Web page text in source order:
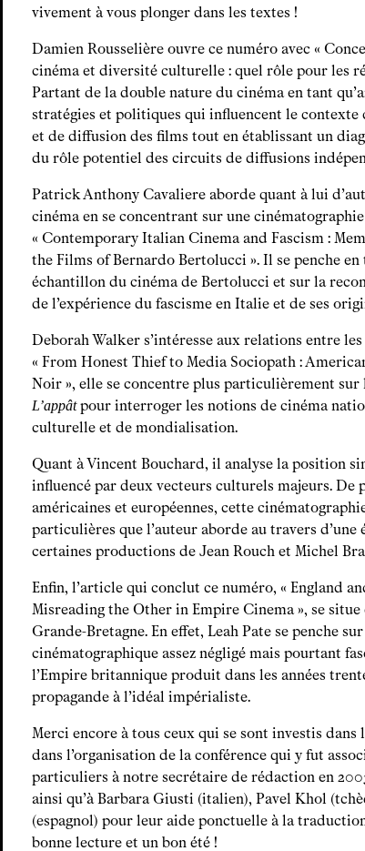
vivement à vous plonger dans les textes !
Damien Rousselière ouvre ce numéro avec «
cinéma et diversité culturelle : quel rôle pour les
Partant de la double nature du cinéma en tant
stratégies et politiques qui influencent le
et de diffusion des films tout en établissant un
du rôle potentiel des circuits de diffusions
Patrick Anthony Cavaliere aborde quant à lui
cinéma en se concentrant sur une
« Contemporary Italian Cinema and Fascism :
the Films of Bernardo Bertolucci ». Il se penche
échantillon du cinéma de Bertolucci et sur la
de l’expérience du fascisme en Italie et de ses
Deborah Walker s’intéresse aux relations entre
« From Honest Thief to Media Sociopath :
Noir », elle se concentre plus particulièrement
L’appâtpour interroger les notions de cinéma
culturelle et de mondialisation.
Quant à Vincent Bouchard, il analyse la position
influencé par deux vecteurs culturels majeurs. De
américaines et européennes, cette
particulières que l’auteur aborde au travers d’une
certaines productions de Jean Rouch et Michel
Enfin, l’article qui conclut ce numéro, « England
Misreading the Other in Empire Cinema », se
Grande-Bretagne. En effet, Leah Pate se penche
cinématographique assez négligé mais pourtant
l’Empire britannique produit dans les années
propagande à l’idéal impérialiste.
Merci encore à tous ceux qui se sont investis
dans l’organisation de la conférence qui y fut
particuliers à notre secrétaire de rédaction en
ainsi qu’à Barbara Giusti (italien), Pavel Khol
(espagnol) pour leur aide ponctuelle à la
bonne lecture et un bon été !